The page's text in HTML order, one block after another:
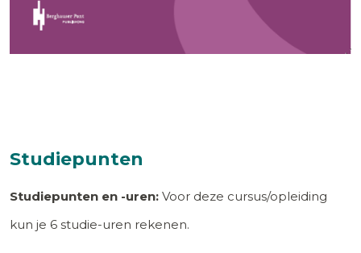
Studiepunten
Studiepunten en -uren: Voor deze cursus/opleiding
kun je 6 studie-uren rekenen.